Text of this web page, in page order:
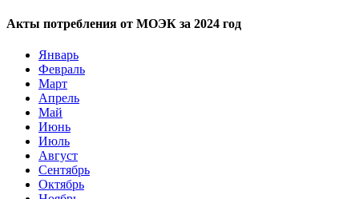
Акты потребления от МОЭК за 2024 год
Январь
Февраль
Март
Апрель
Май
Июнь
Июль
Август
Сентябрь
Октябрь